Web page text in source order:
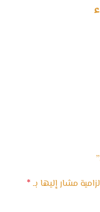
مشار إليها بـ*